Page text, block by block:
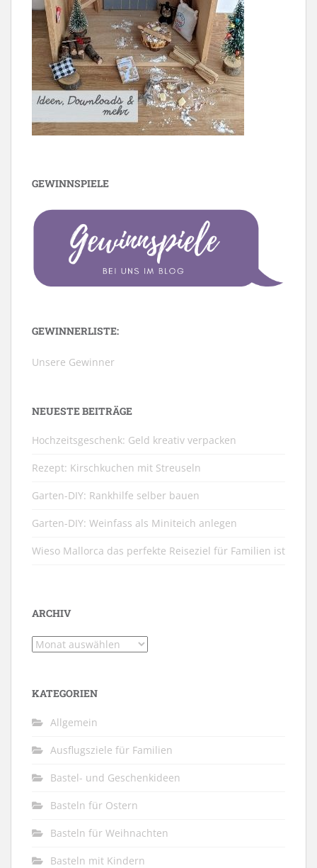
GEWINNSPIELE
GEWINNERLISTE:
Unsere Gewinner
NEUESTE BEITRÄGE
Hochzeitsgeschenk: Geld kreativ verpacken
Rezept: Kirschkuchen mit Streuseln
Garten-DIY: Rankhilfe selber bauen
Garten-DIY: Weinfass als Miniteich anlegen
Wieso Mallorca das perfekte Reiseziel für Familien ist
ARCHIV
Archiv
KATEGORIEN
Allgemein
Ausflugsziele für Familien
Bastel- und Geschenkideen
Basteln für Ostern
Basteln für Weihnachten
Basteln mit Kindern